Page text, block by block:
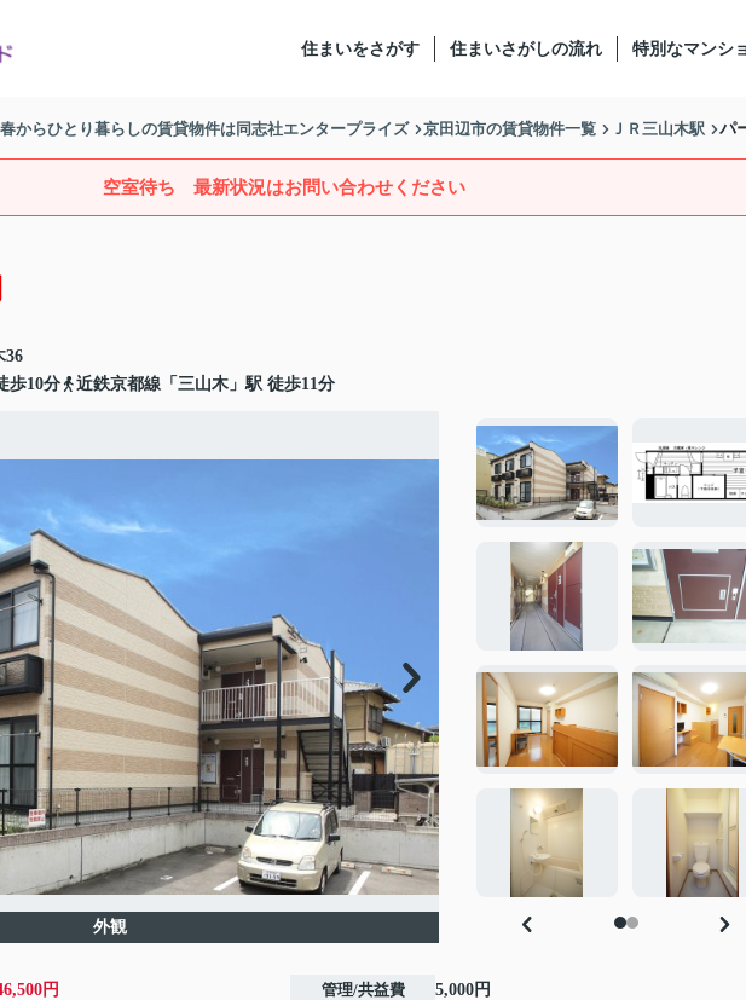
住まいをさがす 住まいさがしの流れ 特別なマンシ
からひとり暮らしの賃貸物件は同志社エンタープライズ 京田辺市の賃貸物件一覧 ＪＲ三山木駅 パ
空室待ち 最新状況はお問い合わせください
36
歩10分 近鉄京都線 「 三山木 」駅 徒歩11分
外観
円 管理/共益費 5,000円